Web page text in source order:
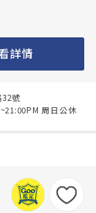
詳情
號
周日公休